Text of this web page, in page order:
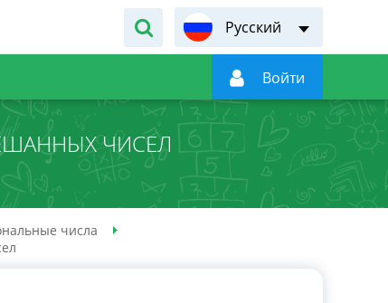
Русский
 Войти
ЧИСЕЛ
числа